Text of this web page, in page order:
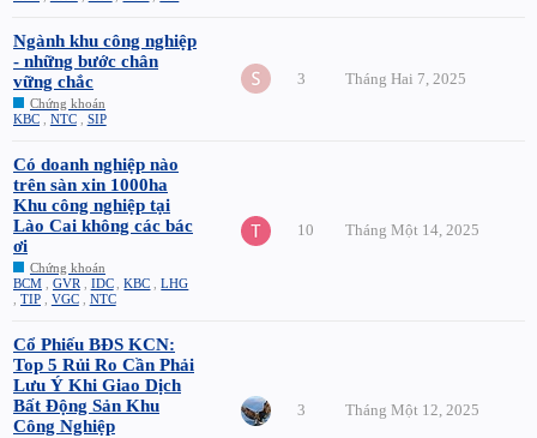
Ngành khu công nghiệp
- những bước chân
vững chắc
Chứng khoán
KBC
NTC SIP
3 Tháng Hai 7, 2025
Có doanh nghiệp nào
trên sàn xin 1000ha
Khu công nghiệp tại
Lào Cai không các bác
ơi
Chứng khoán
BCM
GVR IDC ,KBC ,LHG
TIP VGC NTC
10 Tháng Một 14, 2025
Cổ Phiếu BĐS KCN:
Top 5 Rủi Ro Cần Phải
Lưu Ý Khi Giao Dịch
Bất Động Sản Khu
Công Nghiệp
3 Tháng Một 12, 2025